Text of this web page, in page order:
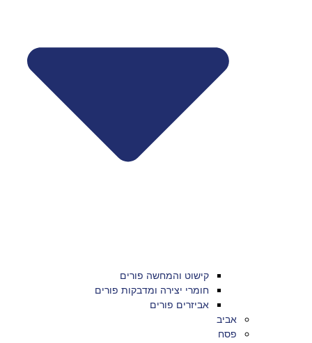
קישוט והמחשה פורים
חומרי יצירה ומדבקות פורים
אביזרים פורים
אביב
פסח